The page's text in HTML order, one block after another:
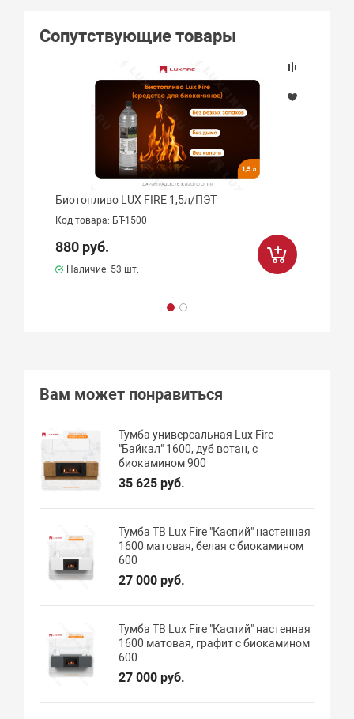
Сопутствующие товары
Биотопливо LUX FIRE 1,5л/ПЭТ
Код товара: БТ-1500
880 руб.
Наличие: 53 шт.
Вам может понравиться
Тумба универсальная Lux Fire
"Байкал" 1600, дуб вотан, с
биокамином 900
35 625 руб.
Тумба ТВ Lux Fire "Каспий" настенная
1600 матовая, белая с биокамином
600
27 000 руб.
Тумба ТВ Lux Fire "Каспий" настенная
1600 матовая, графит с биокамином
600
27 000 руб.